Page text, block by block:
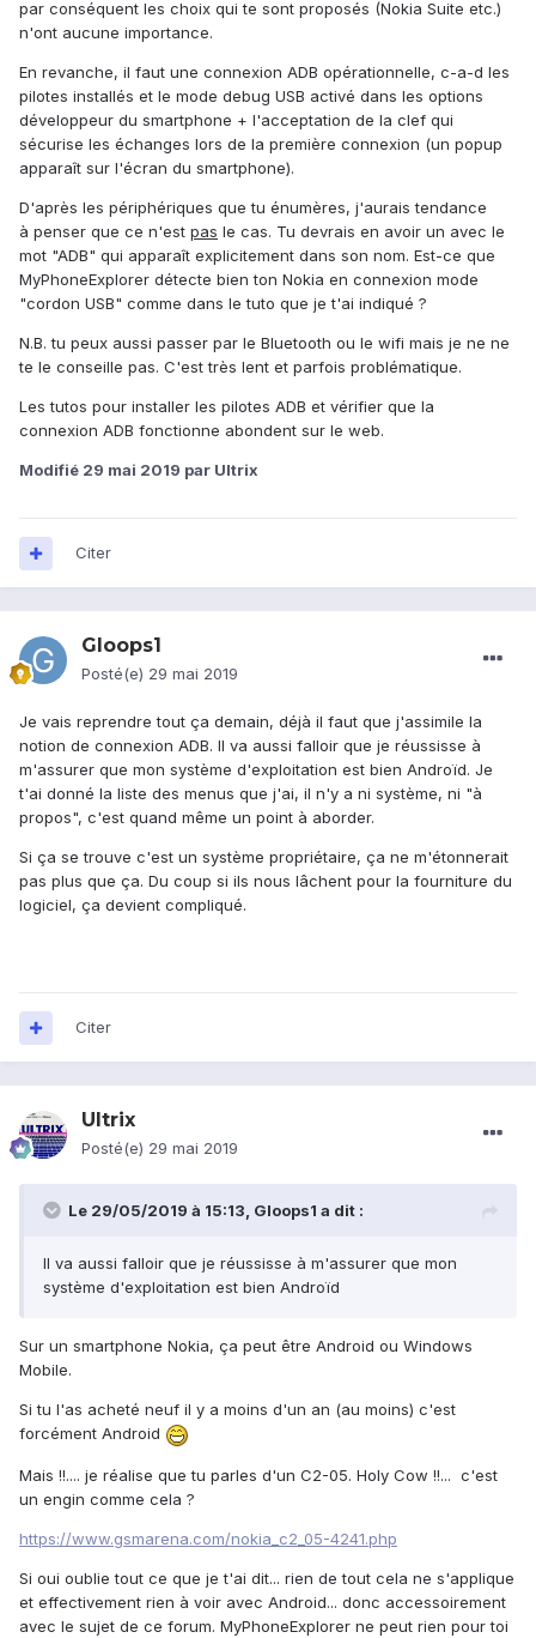
par conséquent les choix qui te sont proposés (Nokia Suite etc.)
n'ont aucune importance.
En revanche, il faut une connexion ADB opérationnelle, c-a-d les
pilotes installés et le mode debug USB activé dans les options
développeur du smartphone + l'acceptation de la clef qui
sécurise les échanges lors de la première connexion (un popup
apparaît sur l'écran du smartphone).
D'après les périphériques que tu énumères, j'aurais tendance
à penser que ce n'est pas le cas. Tu devrais en avoir un avec le
mot "ADB" qui apparaît explicitement dans son nom. Est-ce que
MyPhoneExplorer détecte bien ton Nokia en connexion mode
"cordon USB" comme dans le tuto que je t'ai indiqué ?
N.B. tu peux aussi passer par le Bluetooth ou le wifi mais je ne ne
te le conseille pas. C'est très lent et parfois problématique.
Les tutos pour installer les pilotes ADB et vérifier que la
connexion ADB fonctionne abondent sur le web.
Modifié 29 mai 2019 par Ultrix
Citer
Gloops1
Posté(e) 29 mai 2019
Je vais reprendre tout ça demain, déjà il faut que j'assimile la
notion de connexion ADB. Il va aussi falloir que je réussisse à
m'assurer que mon système d'exploitation est bien Androïd. Je
t'ai donné la liste des menus que j'ai, il n'y a ni système, ni "à
propos", c'est quand même un point à aborder.
Si ça se trouve c'est un système propriétaire, ça ne m'étonnerait
pas plus que ça. Du coup si ils nous lâchent pour la fourniture du
logiciel, ça devient compliqué.
Citer
Ultrix
Posté(e) 29 mai 2019
Le 29/05/2019 à 15:13, Gloops1 a dit :
Il va aussi falloir que je réussisse à m'assurer que mon
système d'exploitation est bien Androïd
Sur un smartphone Nokia, ça peut être Android ou Windows
Mobile.
Si tu l'as acheté neuf il y a moins d'un an (au moins) c'est
forcément Android
Mais !!.... je réalise que tu parles d'un C2-05. Holy Cow !!... c'est
un engin comme cela ?
https://www.gsmarena.com/nokia_c2_05-4241.php
Si oui oublie tout ce que je t'ai dit... rien de tout cela ne s'applique
et effectivement rien à voir avec Android... donc accessoirement
avec le sujet de ce forum. MyPhoneExplorer ne peut rien pour toi